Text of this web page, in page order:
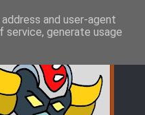
and user-agent
service, generate usage